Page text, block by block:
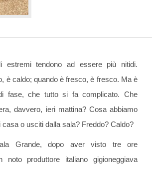
estremi tendono ad essere più nitidi.
è caldo; quando è fresco, è fresco. Ma è
fase, che tutto si fa complicato. Che
davvero, ieri mattina? Cosa abbiamo
o usciti dalla sala? Freddo? Caldo?
Grande, dopo aver visto tre ore
noto produttore italiano gigioneggiava